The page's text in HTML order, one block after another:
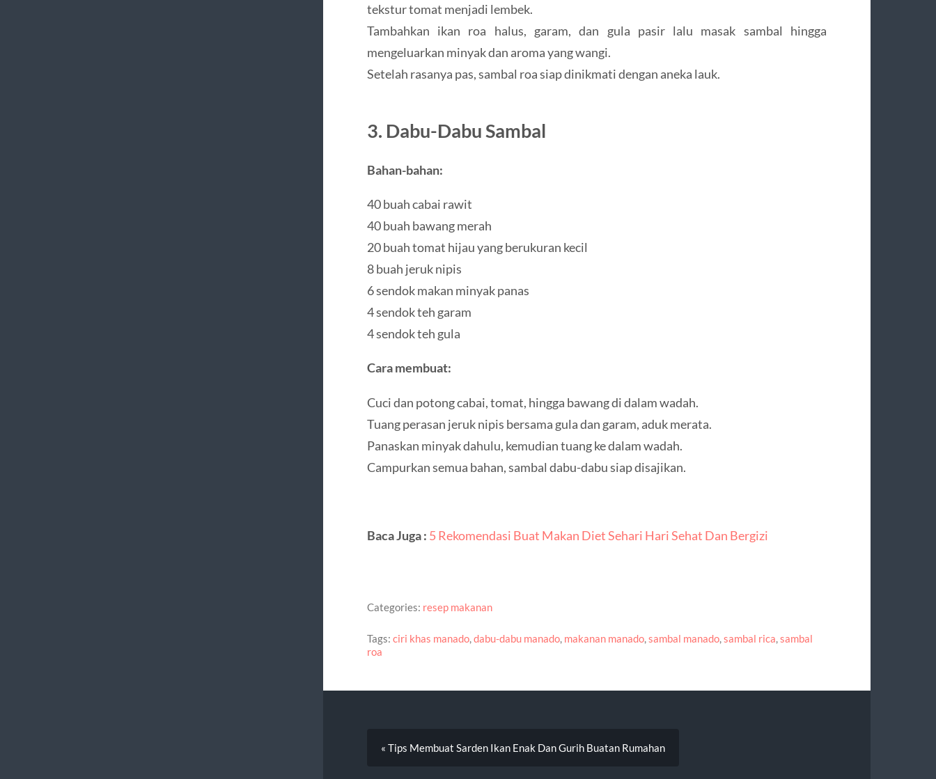
tekstur tomat menjadi lembek.
Tambahkan ikan roa halus, garam, dan gula pasir lalu masak sambal hingga
mengeluarkan minyak dan aroma yang wangi.
Setelah rasanya pas, sambal roa siap dinikmati dengan aneka lauk.
3. Dabu-Dabu Sambal
Bahan-bahan:
40 buah cabai rawit
40 buah bawang merah
20 buah tomat hijau yang berukuran kecil
8 buah jeruk nipis
6 sendok makan minyak panas
4 sendok teh garam
4 sendok teh gula
Cara membuat:
Cuci dan potong cabai, tomat, hingga bawang di dalam wadah.
Tuang perasan jeruk nipis bersama gula dan garam, aduk merata.
Panaskan minyak dahulu, kemudian tuang ke dalam wadah.
Campurkan semua bahan, sambal dabu-dabu siap disajikan.
Baca Juga : 5 Rekomendasi Buat Makan Diet Sehari Hari Sehat Dan Bergizi
Categories: resep makanan
Tags: ciri khas manado, dabu-dabu manado, makanan manado, sambal manado, sambal rica sambal
roa
« Tips Membuat Sarden Ikan Enak Dan Gurih Buatan Rumahan